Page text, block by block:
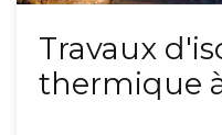
Travaux
thermique